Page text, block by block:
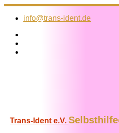
Zum
Inhalt
info@trans-ident.de
Trans-Ident e.V.